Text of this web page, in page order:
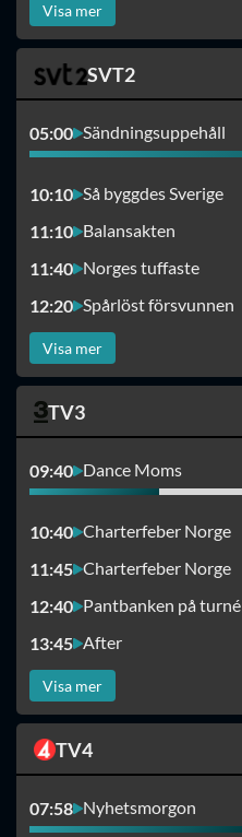
Visa mer
SVT2
05:00 Sändningsuppehåll
10:10 Så byggdes Sverige
11:10 Balansakten
11:40 Norges tuffaste
12:20 Spårlöst försvunnen
Visa mer
TV3
09:40 Dance Moms
10:40 Charterfeber Norge
11:45 Charterfeber Norge
12:40 Pantbanken på turné
13:45 After
Visa mer
TV4
07:58 Nyhetsmorgon